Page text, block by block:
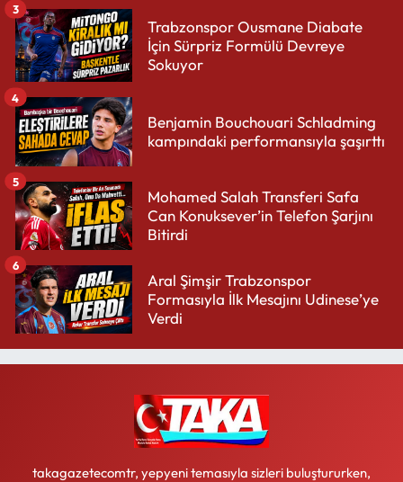
Trabzonspor Ousmane Diabate
İçin Sürpriz Formülü Devreye
Sokuyor
3
Benjamin Bouchouari Schladming
kampındaki performansıyla şaşırttı
4
Mohamed Salah Transferi Safa
Can Konuksever’in Telefon Şarjını
Bitirdi
5
Aral Şimşir Trabzonspor
Formasıyla İlk Mesajını Udinese’ye
Verdi
6
takagazetecomtr, yepyeni temasıyla sizleri buluştururken,